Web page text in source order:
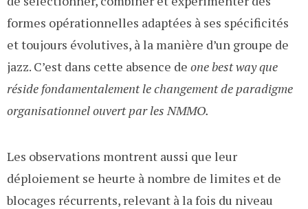
formes opérationnelles adaptées à ses spécificités
et toujours évolutives, à la manière d’un groupe de
jazz. C’est dans cette absence de one best way que
réside fondamentalement le changement de paradigme
organisationnel ouvert par les NMMO.
Les observations montrent aussi que leur
déploiement se heurte à nombre de limites et de
blocages récurrents, relevant à la fois du niveau